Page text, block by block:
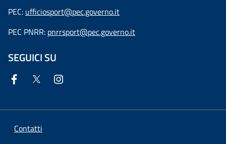
PEC: ufficiosport@pec.governo.it
PEC PNRR: pnrrsport@pec.governo.it
SEGUICI SU
Contatti